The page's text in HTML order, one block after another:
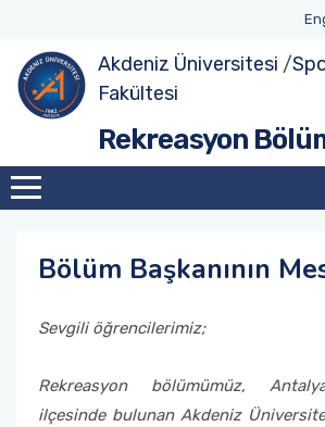
Akdeniz Üniversitesi /
Fakültesi
Rekreasyon
Bölüm Başkanının
Sevgili öğrencilerimiz;
Rekreasyon bölümümüz,
ilçesinde bulunan Akdeniz
Hakkımızda
Bölüm Başkanının Mesajı
Vizyon / Misyon
Rekreasyon A.D. (Yüksek Lisans)
Rekreasyon A.D. (Doktora)